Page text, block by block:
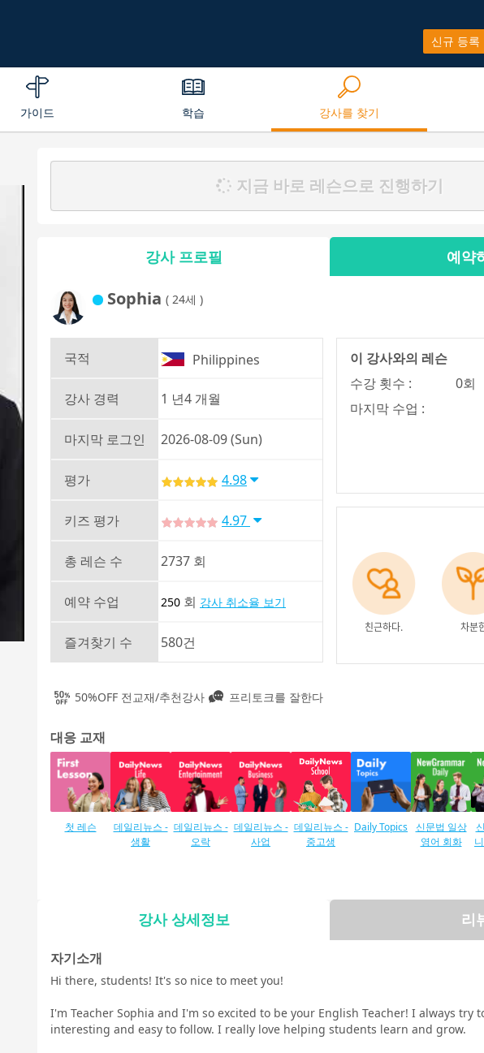
신규 등록
가이드 학습 강사를 찾기
지금 바로 레슨으로 진행하기
강사 프로필 예약
Sophia ( 24세 )
국적 Philippines
강사 경력 1 년4 개월
마지막 로그인 2026-08-09 (Sun)
평가 4.98
키즈 평가 4.97
총 레슨 수 2737 회
예약 수업 250 회 강사 취소율 보기
즐겨찾기 수 580건
이 강사와의 레슨
수강 횟수 :
0회
마지막 수업 :
친근하다. 차분
50%OFF 전교재/추천강사 프리토크를 잘한다
대응 교재
첫 레슨
데일리뉴스 -
생활
데일리뉴스 -
오락
데일리뉴스 -
사업
데일리뉴스 -
중고생
Daily Topics 신문법 일상
영어 회화
말하기 테스 TOEIC®L & R TOEIC®L&R
강사 상세정보 리
자기소개
Hi there, students! It's so nice to meet you!
I'm Teacher Sophia and I'm so excited to be your English Teacher! I always try
interesting and easy to follow. I really love helping students learn and grow.